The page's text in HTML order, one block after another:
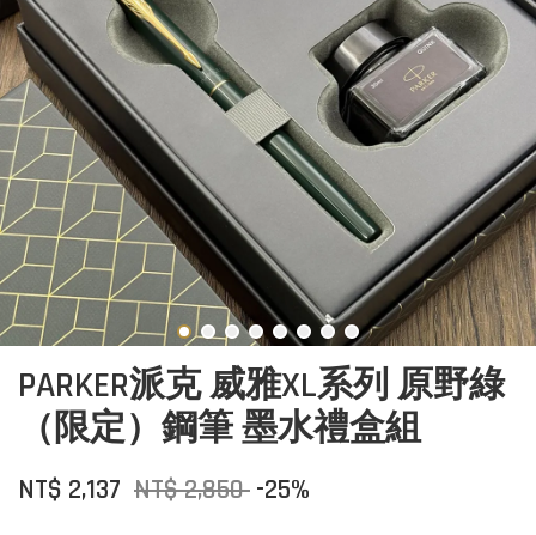
PARKER派克 威雅XL系列 原野綠
（限定）鋼筆 墨水禮盒組
NT$ 2,137 NT$ 2,850 -25%